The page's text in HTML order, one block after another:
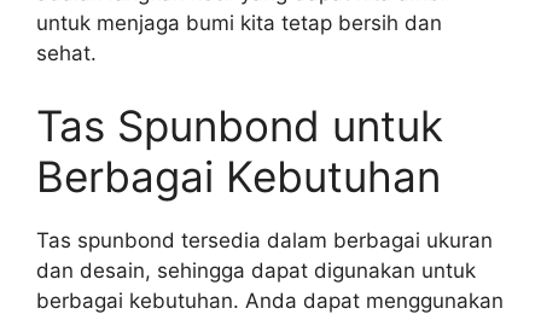
untuk menjaga bumi kita tetap bersih dan
sehat.
Tas Spunbond untuk
Berbagai Kebutuhan
Tas spunbond tersedia dalam berbagai ukuran
dan desain, sehingga dapat digunakan untuk
berbagai kebutuhan. Anda dapat menggunakan